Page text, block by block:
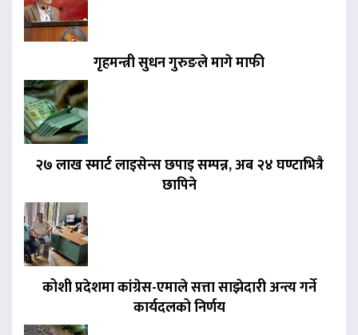
गृहमन्त्री सुधन गुरुङले मागे माफी
२७ लाख स्मार्ट लाइसेन्स छपाइ सम्पन्न, अब २४ घण्टाभित्रै
छापिने
कोशी प्रदेशमा कांग्रेस-एमाले सत्ता साझेदारी अन्त्य गर्ने
कार्यदलको निर्णय